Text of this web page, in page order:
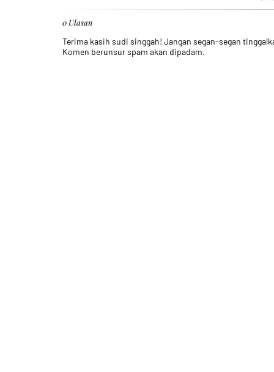
0 Ulasan
Terima kasih sudi singgah! Jangan segan-segan
Komen berunsur spam akan dipadam.